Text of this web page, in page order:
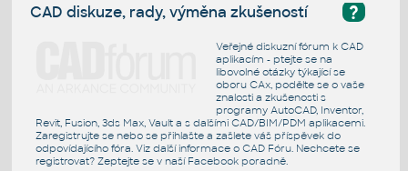
?
CAD diskuze, rady, výměna zkušeností
Veřejné diskuzní fórum k CAD
aplikacím - ptejte se na
libovolné otázky týkající se
oboru CAx, podělte se o vaše
znalosti a zkušenosti s
programy AutoCAD, Inventor,
Revit, Fusion, 3ds Max, Vault a s dalšími CAD/BIM/PDM aplikacemi.
Zaregistrujte se nebo se přihlašte a zašlete váš příspěvek do
odpovídajícího fóra. Viz další informace o CAD Fóru. Nechcete se
registrovat? Zeptejte se v naší Facebook poradně.